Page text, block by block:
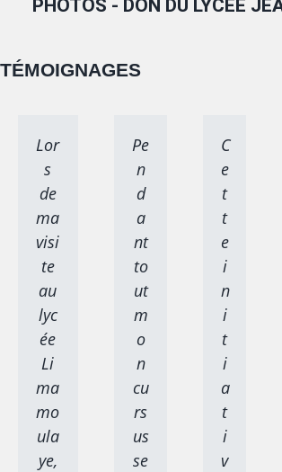
PHOTOS - DON DU LYCÉE
TÉMOIGNAGES
Lor
s
de
ma
visi
te
au
lyc
ée
Li
ma
mo
ula
ye,
Pe
n
d
a
nt
to
ut
m
o
n
cu
rs
us
se
C
e
t
t
e
i
n
i
t
i
a
t
i
v